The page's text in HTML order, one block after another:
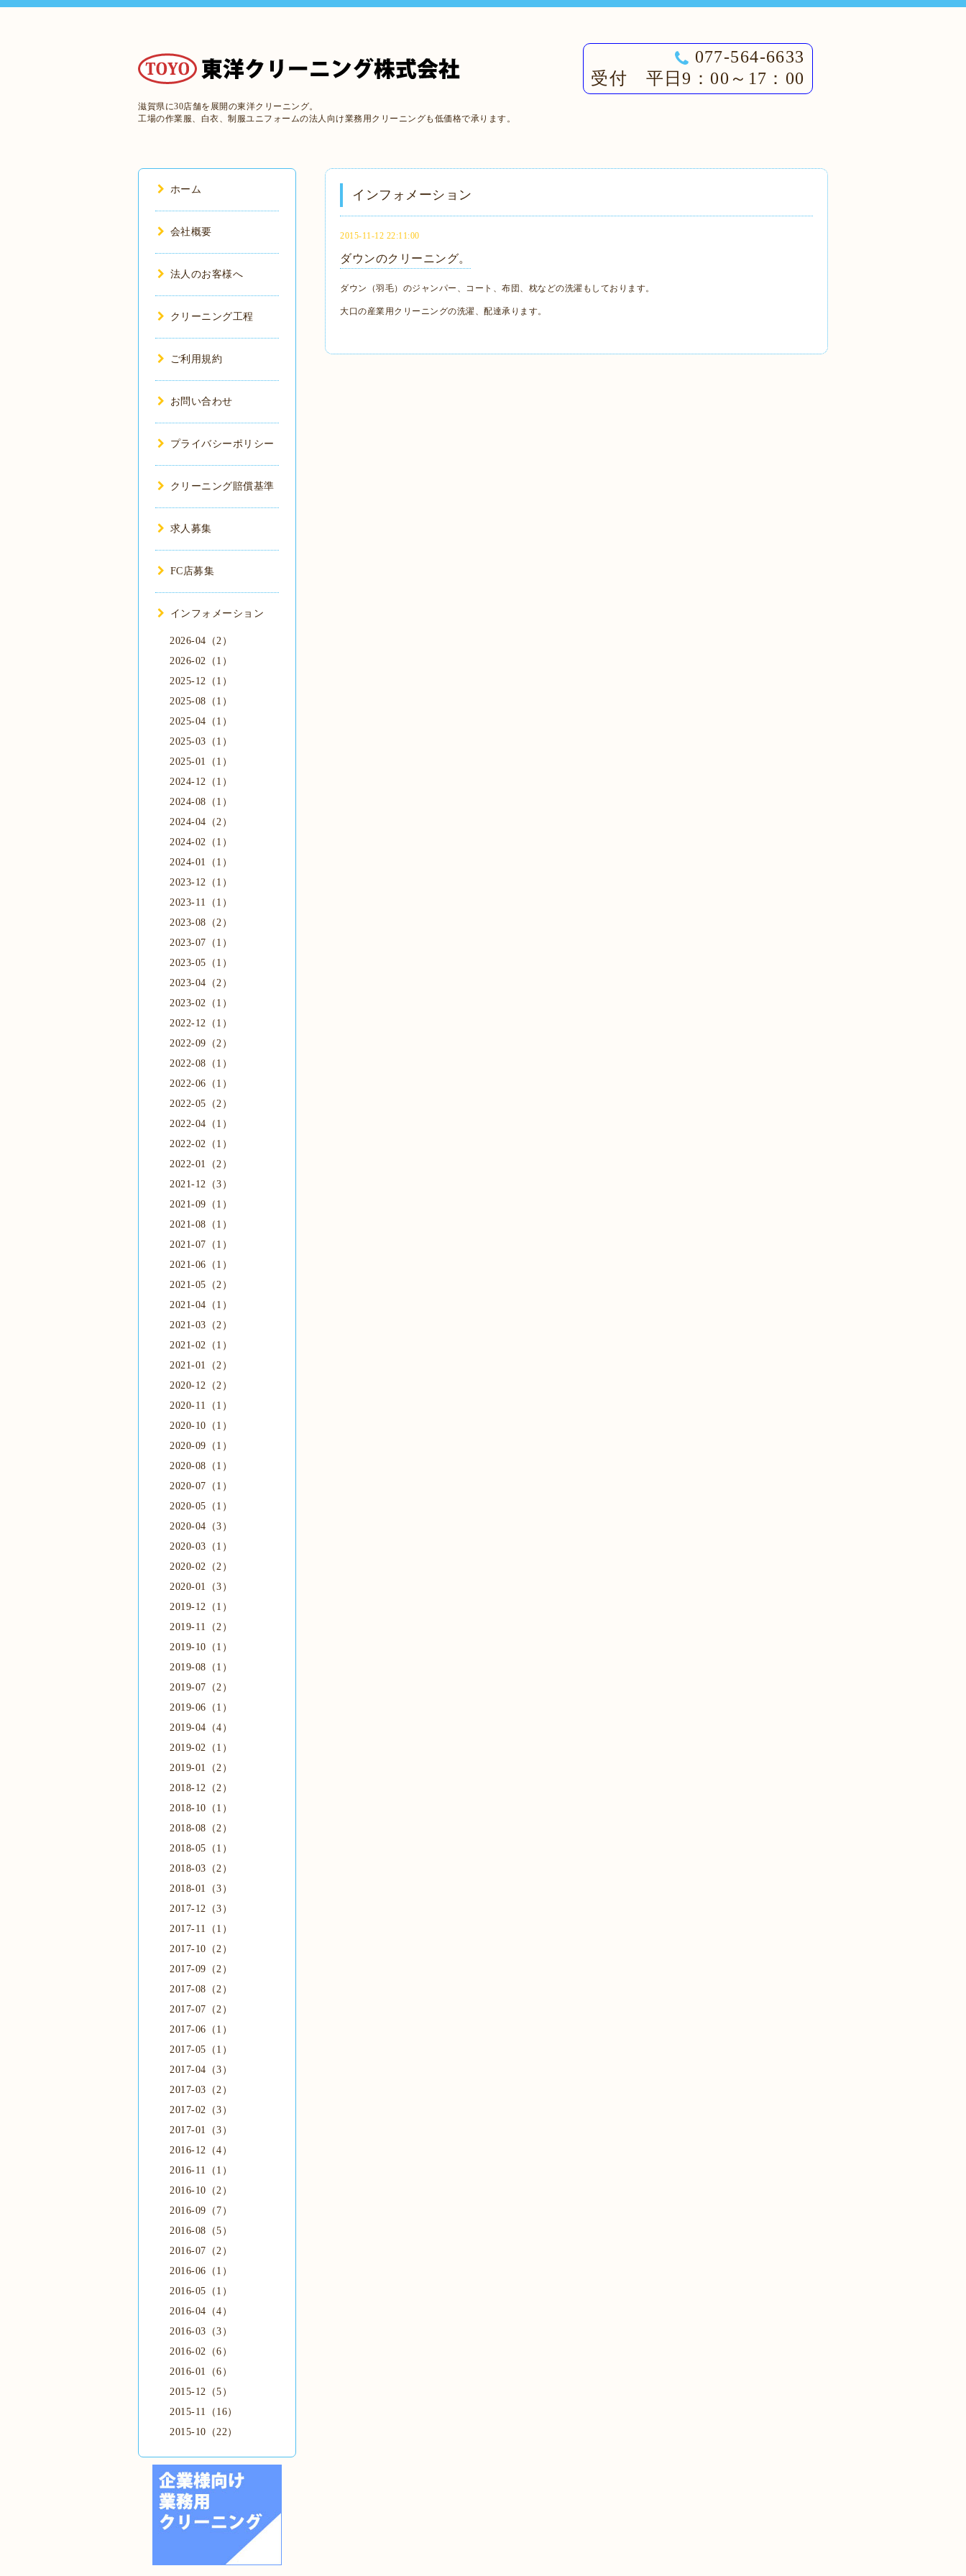
滋賀県に30店舗を展開の東洋クリーニング。
工場の作業服、白衣、制服ユニフォームの法人向け業務用クリーニングも低価格で承ります。
077-564-6633
受付 平日9：00～17：00
インフォメーション
2015-11-12 22:11:00
ダウンのクリーニング。
ダウン（羽毛）のジャンパー、コート、布団、枕などの洗濯もしております。
大口の産業用クリーニングの洗濯、配達承ります。
ホーム
会社概要
法人のお客様へ
クリーニング工程
ご利用規約
お問い合わせ
プライバシーポリシー
クリーニング賠償基準
求人募集
FC店募集
インフォメーション
2026-04（2）
2026-02（1）
2025-12（1）
2025-08（1）
2025-04（1）
2025-03（1）
2025-01（1）
2024-12（1）
2024-08（1）
2024-04（2）
2024-02（1）
2024-01（1）
2023-12（1）
2023-11（1）
2023-08（2）
2023-07（1）
2023-05（1）
2023-04（2）
2023-02（1）
2022-12（1）
2022-09（2）
2022-08（1）
2022-06（1）
2022-05（2）
2022-04（1）
2022-02（1）
2022-01（2）
2021-12（3）
2021-09（1）
2021-08（1）
2021-07（1）
2021-06（1）
2021-05（2）
2021-04（1）
2021-03（2）
2021-02（1）
2021-01（2）
2020-12（2）
2020-11（1）
2020-10（1）
2020-09（1）
2020-08（1）
2020-07（1）
2020-05（1）
2020-04（3）
2020-03（1）
2020-02（2）
2020-01（3）
2019-12（1）
2019-11（2）
2019-10（1）
2019-08（1）
2019-07（2）
2019-06（1）
2019-04（4）
2019-02（1）
2019-01（2）
2018-12（2）
2018-10（1）
2018-08（2）
2018-05（1）
2018-03（2）
2018-01（3）
2017-12（3）
2017-11（1）
2017-10（2）
2017-09（2）
2017-08（2）
2017-07（2）
2017-06（1）
2017-05（1）
2017-04（3）
2017-03（2）
2017-02（3）
2017-01（3）
2016-12（4）
2016-11（1）
2016-10（2）
2016-09（7）
2016-08（5）
2016-07（2）
2016-06（1）
2016-05（1）
2016-04（4）
2016-03（3）
2016-02（6）
2016-01（6）
2015-12（5）
2015-11（16）
2015-10（22）